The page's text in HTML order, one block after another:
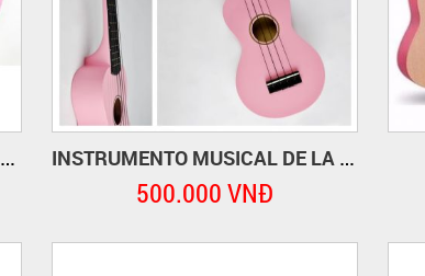
UKULELE UKULELE HÌNH HOẠT HÌNH INSTRUMENTO MUSICAL DE LA GUITARRA DEL UKULELE ROSA
500.000 VNĐ